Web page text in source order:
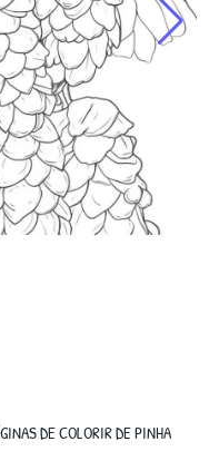
DE COLORIR DE PINHA